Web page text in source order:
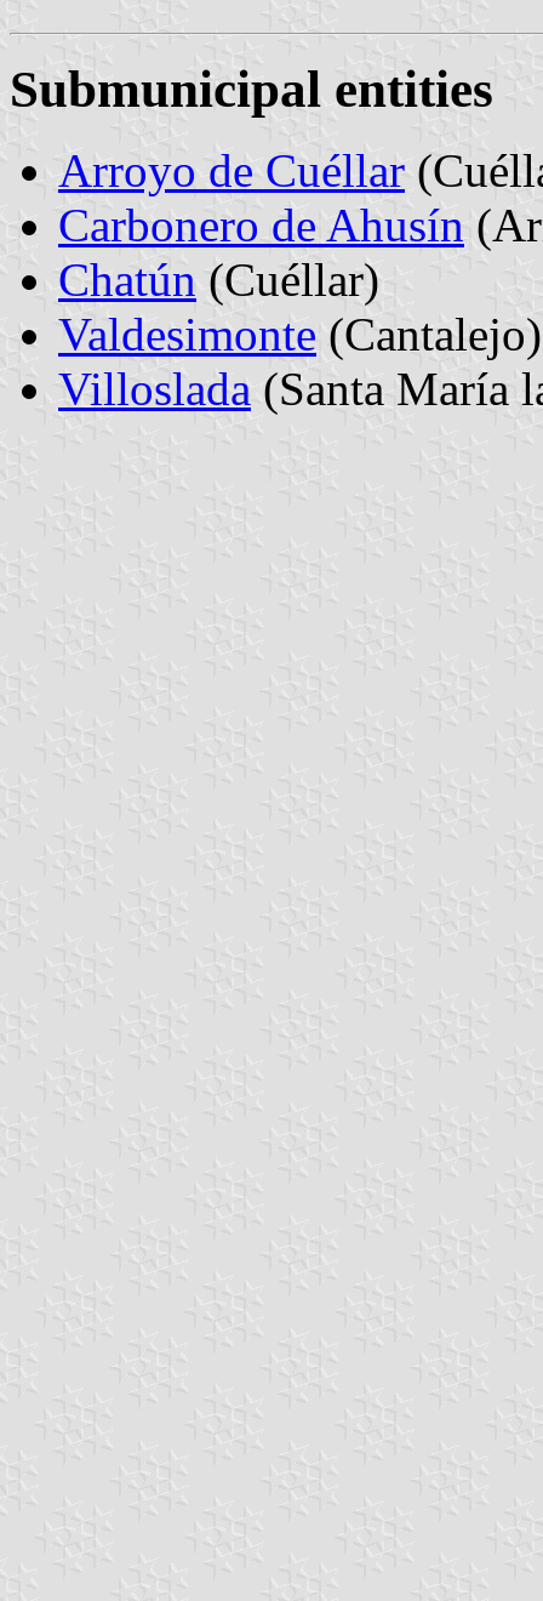
Submunicipal entities
Arroyo de Cuéllar
Carbonero de Ahusín
Chatún (Cuéllar)
Valdesimonte (Cantalejo)
Villoslada (Santa María